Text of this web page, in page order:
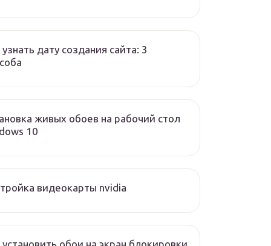
узнать дату создания сайта: 3
живых обоев на рабочий стол
10
видеокарты nvidia